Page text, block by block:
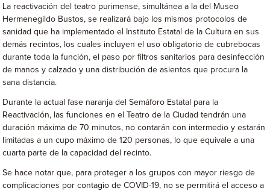
La reactivación del teatro purimense, simultánea a la del Museo
Hermenegildo Bustos, se realizará bajo los mismos protocolos de
sanidad que ha implementado el Instituto Estatal de la Cultura en sus
demás recintos, los cuales incluyen el uso obligatorio de cubrebocas
durante toda la función, el paso por filtros sanitarios para desinfección
de manos y calzado y una distribución de asientos que procura la
sana distancia.
Durante la actual fase naranja del Semáforo Estatal para la
Reactivación, las funciones en el Teatro de la Ciudad tendrán una
duración máxima de 70 minutos, no contarán con intermedio y estarán
limitadas a un cupo máximo de 120 personas, lo que equivale a una
cuarta parte de la capacidad del recinto.
Se hace notar que, para proteger a los grupos con mayor riesgo de
complicaciones por contagio de COVID-19, no se permitirá el acceso a